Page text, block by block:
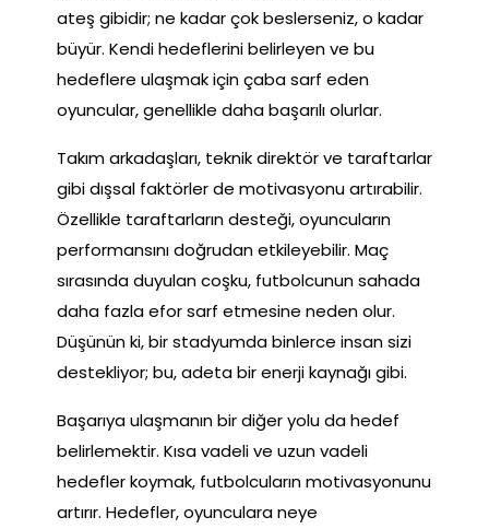
ateş gibidir; ne kadar çok beslerseniz, o kadar
büyür. Kendi hedeflerini belirleyen ve bu
hedeflere ulaşmak için çaba sarf eden
oyuncular, genellikle daha başarılı olurlar.
Takım arkadaşları, teknik direktör ve taraftarlar
gibi dışsal faktörler de motivasyonu artırabilir.
Özellikle taraftarların desteği, oyuncuların
performansını doğrudan etkileyebilir. Maç
sırasında duyulan coşku, futbolcunun sahada
daha fazla efor sarf etmesine neden olur.
Düşünün ki, bir stadyumda binlerce insan sizi
destekliyor; bu, adeta bir enerji kaynağı gibi.
Başarıya ulaşmanın bir diğer yolu da hedef
belirlemektir. Kısa vadeli ve uzun vadeli
hedefler koymak, futbolcuların motivasyonunu
artırır. Hedefler, oyunculara neye